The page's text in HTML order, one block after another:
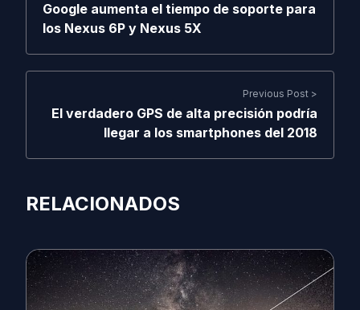
Google aumenta el tiempo de soporte para
los Nexus 6P y Nexus 5X
Previous Post >
El verdadero GPS de alta precisión podría
llegar a los smartphones del 2018
RELACIONADOS